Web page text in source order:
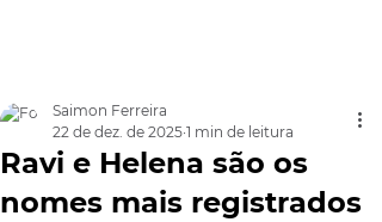
Ravi e Helena são os
nomes mais registrados
Saimon Ferreira
22 de dez. de 2025 1 min de leitura